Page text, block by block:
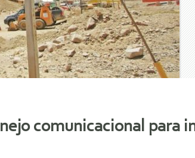
comunicacional para